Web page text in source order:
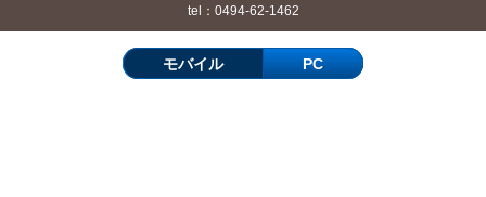
tel：0494-62-1462
モバイル PC